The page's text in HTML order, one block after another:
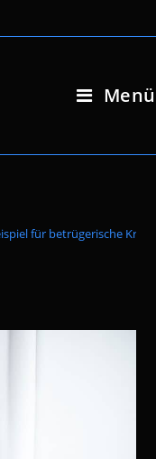
Menü
für betrügerische